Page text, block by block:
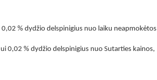
% dydžio delspinigius nuo laiku neapmokėtos
0,02 % dydžio delspinigius nuo Sutarties kainos,